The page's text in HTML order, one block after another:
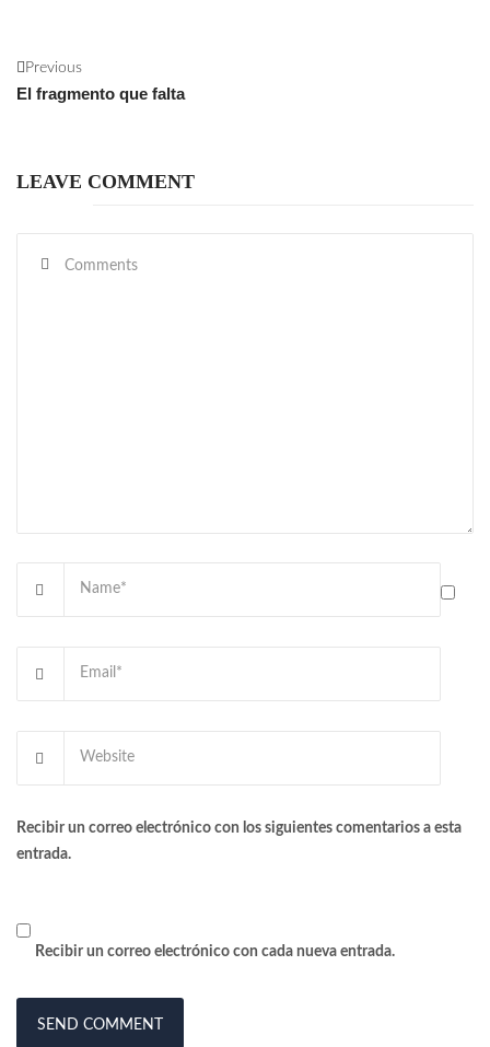
Previous
El fragmento que falta
LEAVE COMMENT
Recibir un correo electrónico con los siguientes comentarios a esta
entrada.
Recibir un correo electrónico con cada nueva entrada.